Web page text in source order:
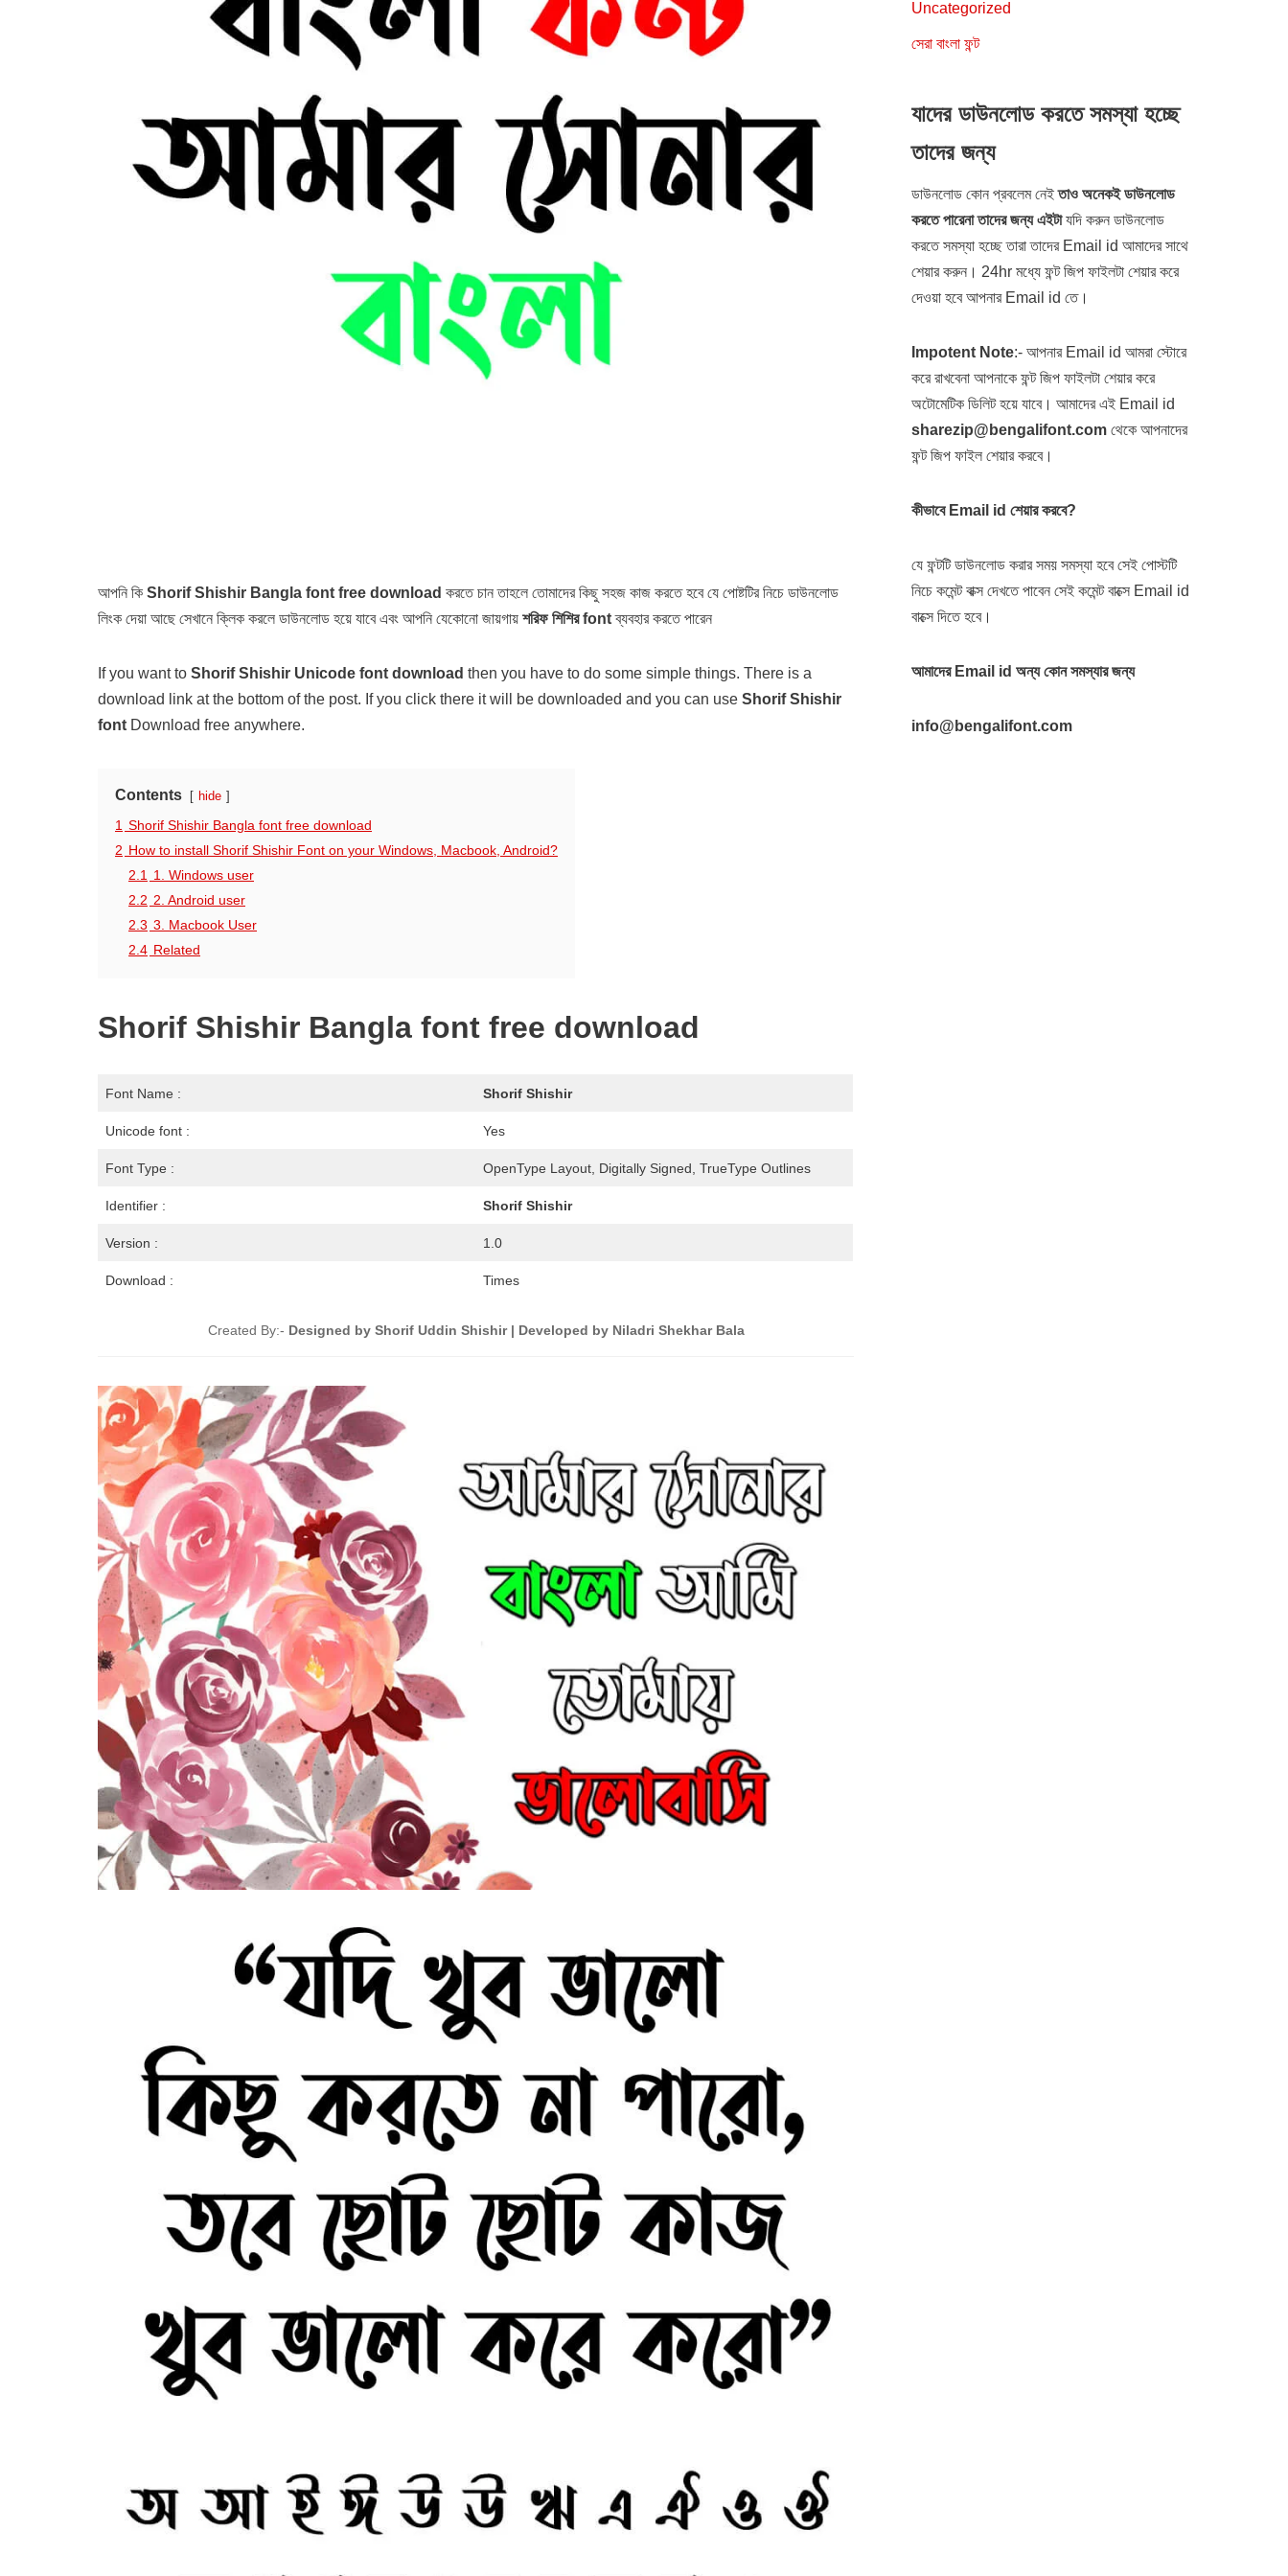
আপনি কি Shorif Shishir Bangla font free download করতে চান তাহলে তোমাদের কিছু সহজ কাজ করতে হবে যে পোষ্টটির নিচে ডাউনলোড
লিংক দেয়া আছে সেখানে ক্লিক করলে ডাউনলোড হয়ে যাবে এবং আপনি যেকোনো জায়গায় শরিফ শিশির fontব্যবহার করতে পারেন
If you want to Shorif Shishir Unicode font download then you have to do some simple things. There is a
download link at the bottom of the post. If you click there it will be downloaded and you can use Shorif Shishir
font Download free anywhere.
Contents hide
1 Shorif Shishir Bangla font free download
2 How to install Shorif Shishir Font on your Windows, Macbook, Android?
2.1
1. Windows user
2.2 2. Android user
2.3 3. Macbook User
2.4 Related
Shorif Shishir Bangla font free download
Font Name : Shorif Shishir
Unicode font : Yes
Font Type : OpenType Layout, Digitally Signed, TrueType Outlines
Identifier : Shorif Shishir
Version : 1.0
Download : Times
Created By:- Designed by Shorif Uddin Shishir | Developed by Niladri Shekhar Bala
Uncategorized
সেরা বাংলা ফন্ট
যাদের ডাউনলোড করতে সমস্যা হচ্ছে
তাদের জন্য
ডাউনলোড কোন প্রবলেম নেইতাও অনেকই ডাউনলোড
করতে পারেনা তাদের জন্য এইটাযদি করুন ডাউনলোড
করতে সমস্যা হচ্ছে তারা তাদের Email id আমাদের সাথে
শেয়ার করুন। 24hr মধ্যে ফন্ট জিপ ফাইলটা শেয়ার করে
দেওয়া হবে আপনার Email id তে।
Impotent Note:- আপনার Email id আমরা স্টোরে
করে রাখবেনা আপনাকে ফন্ট জিপ ফাইলটা শেয়ার করে
অটোমেটিক ডিলিট হয়ে যাবে। আমাদের এই Email id
sharezip@bengalifont.com থেকে আপনাদের
ফন্ট জিপ ফাইল শেয়ার করবে।
কীভাবে Email id শেয়ার করবে?
যে ফন্টটি ডাউনলোড করার সময় সমস্যা হবে সেই পোস্টটি
নিচে কমেন্ট বাক্স দেখতে পাবেন সেই কমেন্ট বাক্সে Email id
বাক্সে দিতে হবে।
আমাদের Email id অন্য কোন সমস্যার জন্য
info@bengalifont.com